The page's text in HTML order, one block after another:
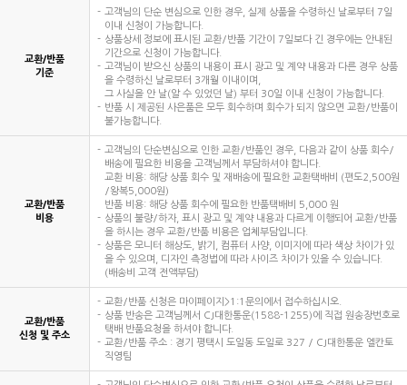
교환/반품
기준
고객님의 단순 변심으로 인한 경우, 실제 상품을 수령하신 날로부터 7일
이내 신청이 가능합니다.
상품상세 정보에 표시된 교환/반품 기간이 7일보다 긴 경우에는 안내된
기간으로 신청이 가능합니다.
고객님이 받으신 상품의 내용이 표시 광고 및 계약 내용과 다른 경우 상품
을 수령하신 날로부터 3개월 이내이며,
그 사실을 안 날(알 수 있었던 날) 부터 30일 이내 신청이 가능합니다.
반품 시 제공된 사은품은 모두 회수하며 회수가 되지 않으면 교환/반품이
불가능합니다.
교환/반품
비용
고객님의 단순변심으로 인한 교환/반품인 경우, 다음과 같이 상품 회수/
배송에 필요한 비용을 고객님께서 부담하셔야 합니다.
교환 비용: 해당 상품 회수 및 재배송에 필요한 교환택배비 (편도2,500원
/왕복5,000원)
반품 비용: 해당 상품 회수에 필요한 반품택배비 5,000 원
상품의 불량/하자, 표시 광고 및 계약 내용과 다르게 이행되어 교환/반품
을 하시는 경우 교환/반품 비용은 업체부담입니다.
상품은 모니터 해상도, 밝기, 컴퓨터 사양, 이미지에 따라 색상 차이가 있
을 수 있으며, 디자인 측정법에 따라 사이즈 차이가 있을 수 있습니다.
(배송비 고객 전액부담)
교환/반품
신청 및 주소
교환/반품 신청은 마이페이지>1:1문의에서 접수하십시오.
상품 반송은 고객님께서 CJ대한통운(1588-1255)에 직접 원송장번호로
택배 반품요청을 하셔야 합니다.
교환/반품 주소 : 경기 평택시 도일동 도일로 327 / CJ대한통운 엘칸토
직영팀